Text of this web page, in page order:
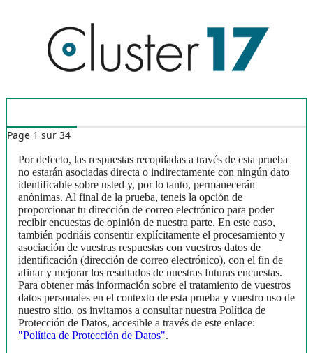
Page 1 sur 34
Por defecto, las respuestas recopiladas a través de esta prueba
no estarán asociadas directa o indirectamente con ningún dato
identificable sobre usted y, por lo tanto, permanecerán
anónimas. Al final de la prueba, teneis la opción de
proporcionar tu dirección de correo electrónico para poder
recibir encuestas de opinión de nuestra parte. En este caso,
también podriáis consentir explícitamente el procesamiento y
asociación de vuestras respuestas con vuestros datos de
identificación (dirección de correo electrónico), con el fin de
afinar y mejorar los resultados de nuestras futuras encuestas.
Para obtener más información sobre el tratamiento de vuestros
datos personales en el contexto de esta prueba y vuestro uso de
nuestro sitio, os invitamos a consultar nuestra Política de
Protección de Datos, accesible a través de este enlace:
"Política de Protección de Datos".